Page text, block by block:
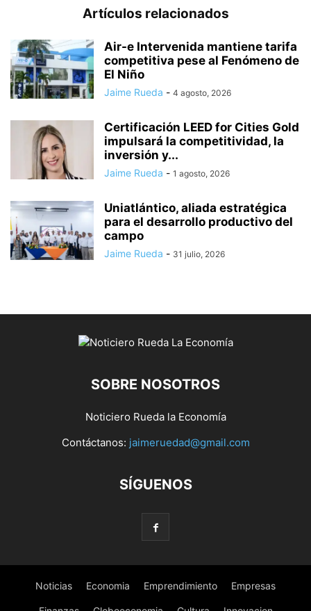
Artículos relacionados
Air-e Intervenida mantiene tarifa
competitiva pese al Fenómeno de
El Niño
Jaime Rueda - 4 agosto, 2026
Certificación LEED for Cities Gold
impulsará la competitividad, la
inversión y...
Jaime Rueda - 1 agosto, 2026
Uniatlántico, aliada estratégica
para el desarrollo productivo del
campo
Jaime Rueda - 31 julio, 2026
SOBRE NOSOTROS
Noticiero Rueda la Economía
Contáctanos: jaimeruedad@gmail.com
SÍGUENOS
Noticias Economia Emprendimiento Empresas